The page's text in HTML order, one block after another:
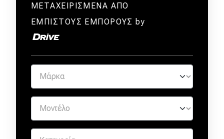
ΜΕΤΑΧΕΙΡΙΣΜΕΝΑ ΑΠΟ
ΕΜΠΙΣΤΟΥΣ ΕΜΠΟΡΟΥΣ by